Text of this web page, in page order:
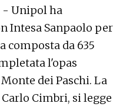
- Unipol ha
Intesa Sanpaolo per
composta da 635
l'opas
dei Paschi. La
Cimbri, si legge